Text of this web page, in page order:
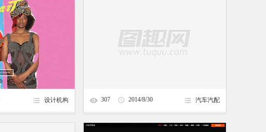
设计机构 307
2014/8/30
汽车汽配